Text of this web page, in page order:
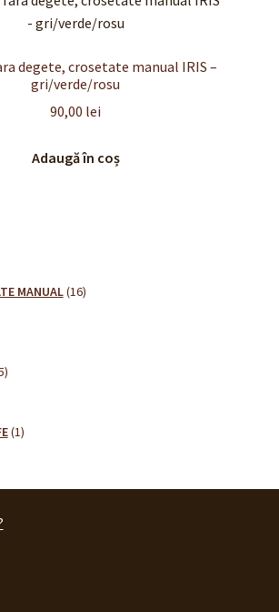
degete, crosetate manual IRIS –
gri/verde/rosu
90,00 lei
Adaugă în coș
MANUAL 1616
25
11